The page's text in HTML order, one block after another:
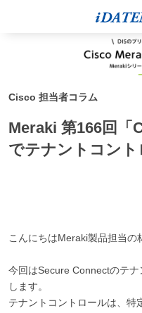
Cisco 担当者コラム
Meraki 第166回「
でテナントコント
こんにちはMeraki製品担当の
今回はSecure Connectのテ
します。
テナントコントロールは、特